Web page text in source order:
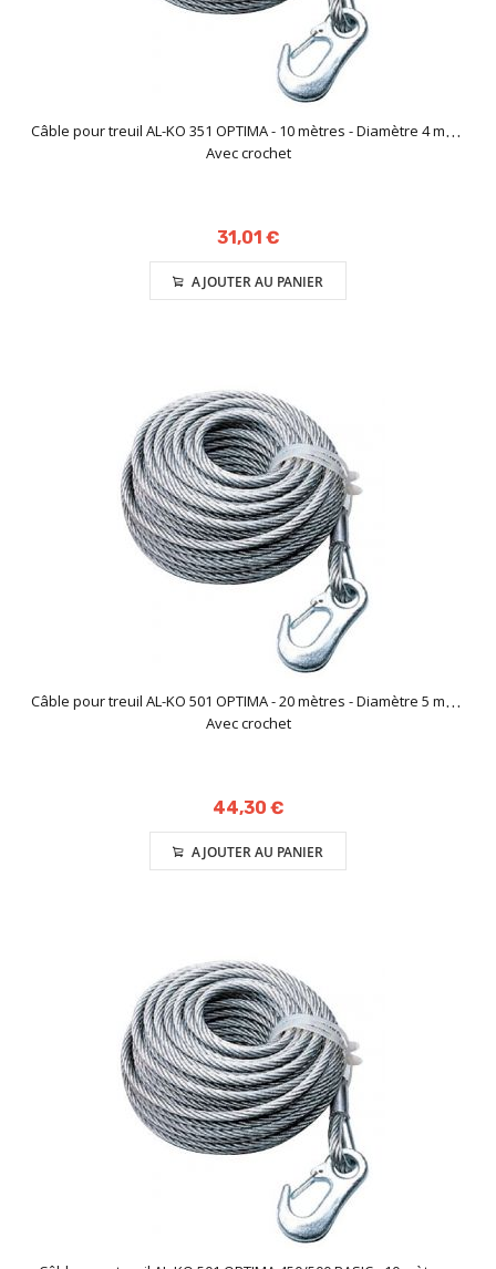
Câble pour treuil AL-KO 351 OPTIMA - 10 mètres - Diamètre 4 mm -
Avec crochet
31,01 €
AJOUTER AU PANIER
Câble pour treuil AL-KO 501 OPTIMA - 20 mètres - Diamètre 5 mm -
Avec crochet
44,30 €
AJOUTER AU PANIER